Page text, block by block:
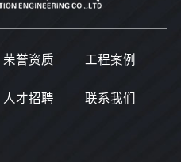
荣誉资质 工程案例
人才招聘 联系我们